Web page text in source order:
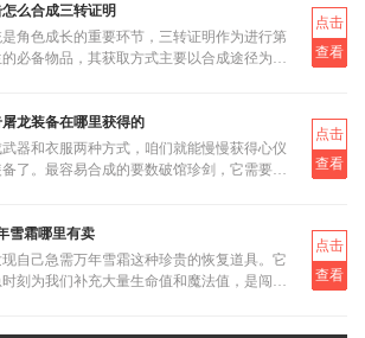
么合成三转证明
角色成长的重要环节，三转证明作为进行第
必备物品，其获取方式主要以合成途径为
点击
查看
龙装备在哪里获得的
器和衣服两种方式，咱们就能慢慢获得心仪
了。最容易合成的要数破馆珍剑，它需要的
点击
查看
雪霜哪里有卖
自己急需万年雪霜这种珍贵的恢复道具。它
刻为我们补充大量生命值和魔法值，是闯荡
点击
查看